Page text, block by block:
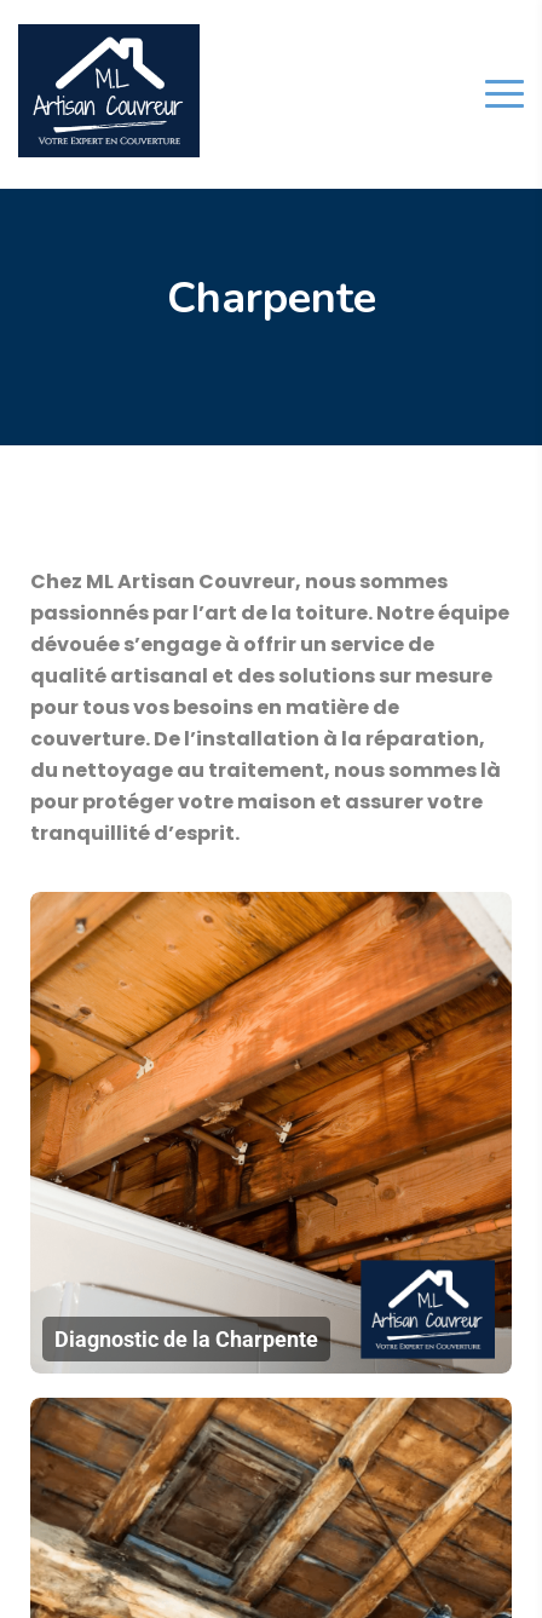
Charpente
Chez ML Artisan Couvreur, nous sommes
passionnés par l’art de la toiture. Notre équipe
dévouée s’engage à offrir un service de
qualité artisanal et des solutions sur mesure
pour tous vos besoins en matière de
couverture. De l’installation à la réparation,
du nettoyage au traitement, nous sommes là
pour protéger votre maison et assurer votre
tranquillité d’esprit.
Diagnostic de la Charpente